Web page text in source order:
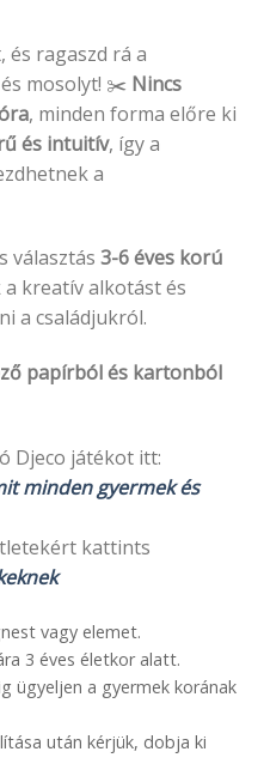
és ragaszd rá a
mosolyt! ✂️ Nincs
, minden forma előre ki
és intuitív, így a
a
választás 3-6 éves korú
a kreatív alkotást és
a családjukról.
papírból és kartonból
Djeco játékot itt:
minden gyermek és
kattints
vagy elemet.
3 éves életkor alatt.
ügyeljen a gyermek korának
után kérjük, dobja ki